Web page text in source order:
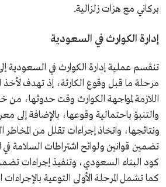
بركاني مع هزات زلزالية.
إدارة الكوارث في السعودية
تنقسم عملية إدارة الكوارث في السعودية
مرحلة ما قبل وقوع الكارثة، إذ تهدف لأخذ
اللازمة لمواجهة الكوارث وقت حدوثها، من
والتنبؤ باحتمالية وقوعها، بالإضافة إلى
ونتائجها، واتخاذ إجراءات تقلل من المخاطر
تضمين قوانين ولوائح اشتراطات السلامة في
كود البناء السعودي، وتنفيذ إجراءات
كما تشمل المرحلة الأولى التوعية